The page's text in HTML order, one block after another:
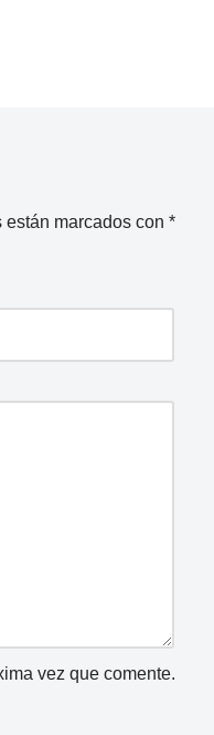
están marcados con *
vez que comente.